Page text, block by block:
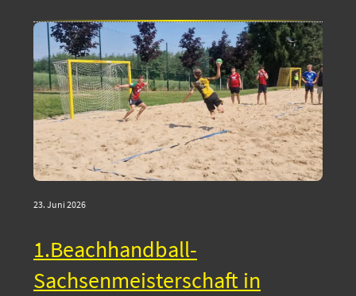
23. Juni 2026
1.Beachhandball-
Sachsenmeisterschaft in